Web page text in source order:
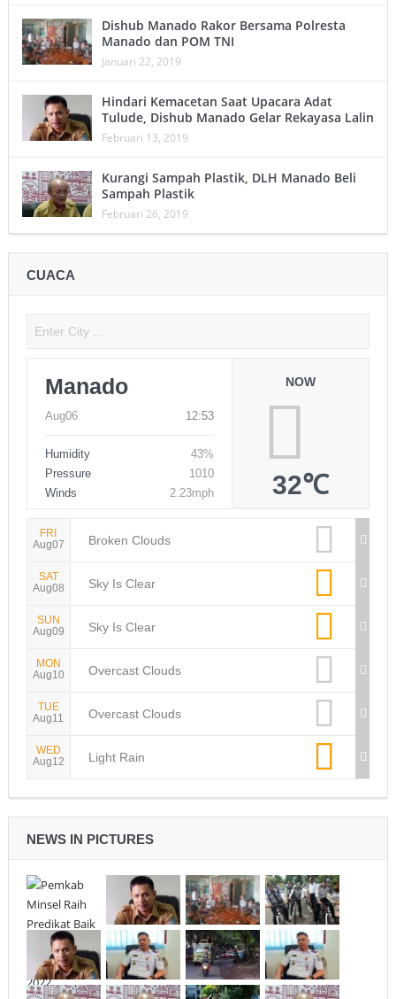
Dishub Manado Rakor Bersama Polresta
Manado dan POM TNI
Januari 22, 2019
Hindari Kemacetan Saat Upacara Adat
Tulude, Dishub Manado Gelar Rekayasa Lalin
Februari 13, 2019
Kurangi Sampah Plastik, DLH Manado Beli
Sampah Plastik
Februari 26, 2019
CUACA
Manado
Aug06 12:53
Humidity
43%
Pressure
1010
Winds
2.23mph
NOW
32℃
FRI
Aug07
Broken Clouds
SAT
Aug08
Sky Is Clear
SUN
Aug09
Sky Is Clear
MON
Aug10
Overcast Clouds
TUE
Aug11
Overcast Clouds
WED
Aug12
Light Rain
NEWS IN PICTURES